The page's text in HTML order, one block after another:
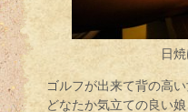
日焼けとおし
ゴルフが出来て背の高
どなたか気立ての良い